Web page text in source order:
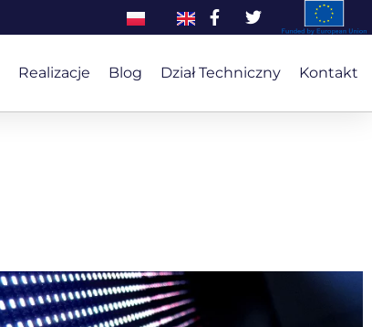
Realizacje Blog Dział Techniczny Kontakt